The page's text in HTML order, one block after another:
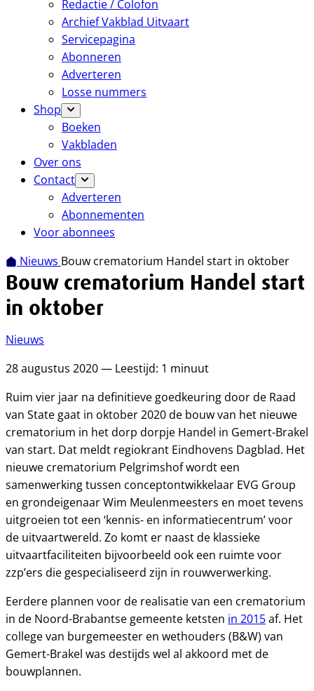
Redactie / Colofon
Archief Vakblad Uitvaart
Servicepagina
Abonneren
Adverteren
Losse nummers
Shop
Boeken
Vakbladen
Over ons
Contact
Adverteren
Abonnementen
Voor abonnees
Nieuws Bouw crematorium Handel start in oktober
Bouw crematorium Handel start
in oktober
Nieuws
28 augustus 2020 — Leestijd: 1 minuut
Ruim vier jaar na definitieve goedkeuring door de Raad
van State gaat in oktober 2020 de bouw van het nieuwe
crematorium in het dorp dorpje Handel in Gemert-Brakel
van start. Dat meldt regiokrant Eindhovens Dagblad. Het
nieuwe crematorium Pelgrimshof wordt een
samenwerking tussen conceptontwikkelaar EVG Group
en grondeigenaar Wim Meulenmeesters en moet tevens
uitgroeien tot een ‘kennis- en informatiecentrum’ voor
de uitvaartwereld. Zo komt er naast de klassieke
uitvaartfaciliteiten bijvoorbeeld ook een ruimte voor
zzp’ers die gespecialiseerd zijn in rouwverwerking.
Eerdere plannen voor de realisatie van een crematorium
in de Noord-Brabantse gemeente ketsten in 2015af. Het
college van burgemeester en wethouders (B&W) van
Gemert-Brakel was destijds wel al akkoord met de
bouwplannen.